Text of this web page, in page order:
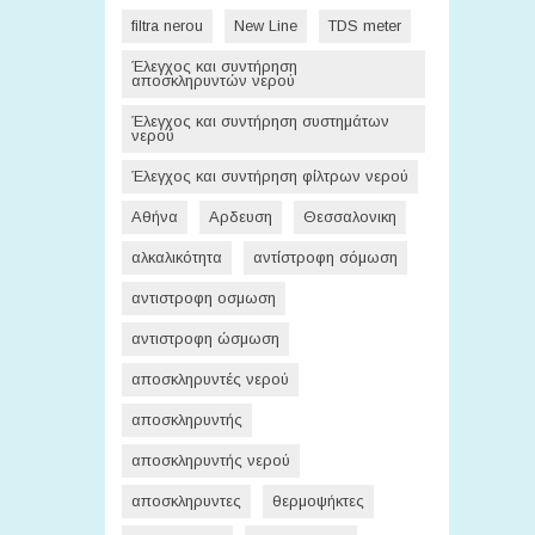
filtra nerou New Line TDS meter
Έλεγχος και συντήρηση
αποσκληρυντών νερού
Έλεγχος και συντήρηση συστημάτων
νερού
Έλεγχος και συντήρηση φίλτρων νερού
Αθήνα Αρδευση Θεσσαλονικη
αλκαλικότητα αντίστροφη σόμωση
αντιστροφη οσμωση
αντιστροφη ώσμωση
αποσκληρυντές νερού
αποσκληρυντής
αποσκληρυντής νερού
αποσκληρυντες θερμοψήκτες